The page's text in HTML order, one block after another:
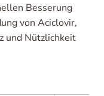
Besserung
von Aciclovir,
und Nützlichkeit